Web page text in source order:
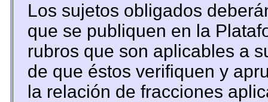
Los sujetos obligados
que se publiquen en la
rubros que son aplicables a
de que éstos verifiquen y
la relación de fracciones